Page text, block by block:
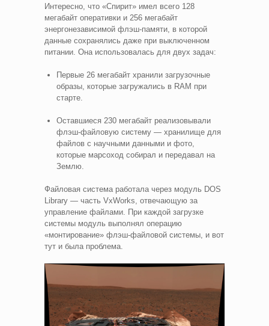
Интересно, что «Спирит» имел всего 128
мегабайт оперативки и 256 мегабайт
энергонезависимой флэш-памяти, в которой
данные сохранялись даже при выключенном
питании. Она использовалась для двух задач:
Первые 26 мегабайт хранили загрузочные
образы, которые загружались в RAM при
старте.
Оставшиеся 230 мегабайт реализовывали
флэш-файловую систему — хранилище для
файлов с научными данными и фото,
которые марсоход собирал и передавал на
Землю.
Файловая система работала через модуль DOS
Library — часть VxWorks, отвечающую за
управление файлами. При каждой загрузке
системы модуль выполнял операцию
«монтирование» флэш-файловой системы, и вот
тут и была проблема.